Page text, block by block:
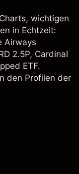
wichtigen
in Echtzeit:
Airways
2.5P, Cardinal
ETF.
den Profilen der